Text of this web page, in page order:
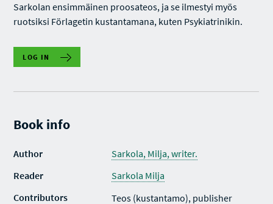
Sarkolan ensimmäinen proosateos, ja se ilmestyi myös
ruotsiksi Förlagetin kustantamana, kuten Psykiatrinikin.
LOG IN
Book info
Author
Sarkola, Milja, writer.
Reader
Sarkola Milja
Contributors
Teos (kustantamo), publisher